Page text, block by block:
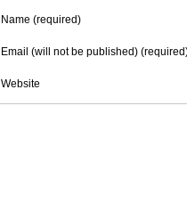
Name (required)
Email (will not be published)
Website